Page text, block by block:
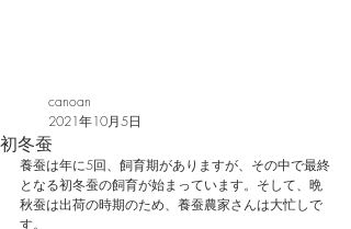
初冬蚕
canoan
2021年10月5日
養蚕は年に5回、飼育期がありますが、その中で最終
となる初冬蚕の飼育が始まっています。そして、晩
秋蚕は出荷の時期のため、養蚕農家さんは大忙しで
す。